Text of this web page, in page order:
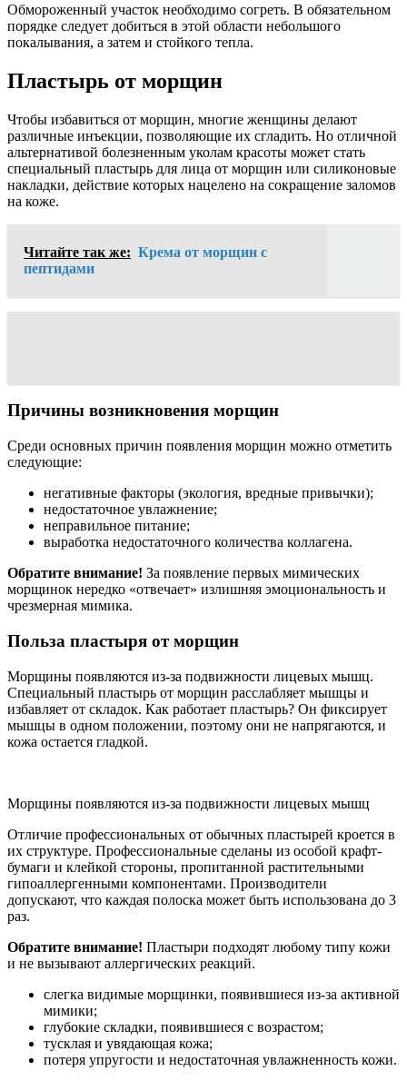
Обмороженный участок необходимо согреть. В обязательном
порядке следует добиться в этой области небольшого
покалывания, а затем и стойкого тепла.
Пластырь от морщин
Чтобы избавиться от морщин, многие женщины делают
различные инъекции, позволяющие их сгладить. Но отличной
альтернативой болезненным уколам красоты может стать
специальный пластырь для лица от морщин или силиконовые
накладки, действие которых нацелено на сокращение заломов
на коже.
Читайте так же: Крема от морщин с
пептидами
Причины возникновения морщин
Среди основных причин появления морщин можно отметить
следующие:
негативные факторы (экология, вредные привычки);
недостаточное увлажнение;
неправильное питание;
выработка недостаточного количества коллагена.
Обратите внимание! За появление первых мимических
морщинок нередко «отвечает» излишняя эмоциональность и
чрезмерная мимика.
Польза пластыря от морщин
Морщины появляются из-за подвижности лицевых мышц.
Специальный пластырь от морщин расслабляет мышцы и
избавляет от складок. Как работает пластырь? Он фиксирует
мышцы в одном положении, поэтому они не напрягаются, и
кожа остается гладкой.
Морщины появляются из-за подвижности лицевых мышц
Отличие профессиональных от обычных пластырей кроется в
их структуре. Профессиональные сделаны из особой крафт-
бумаги и клейкой стороны, пропитанной растительными
гипоаллергенными компонентами. Производители
допускают, что каждая полоска может быть использована до 3
раз.
Обратите внимание! Пластыри подходят любому типу кожи
и не вызывают аллергических реакций.
слегка видимые морщинки, появившиеся из-за активной
мимики;
глубокие складки, появившиеся с возрастом;
тусклая и увядающая кожа;
потеря упругости и недостаточная увлажненность кожи.